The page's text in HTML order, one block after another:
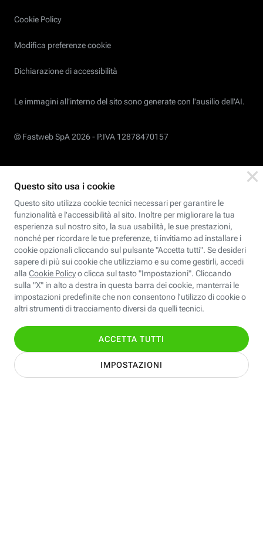
Cookie Policy
Modifica preferenze cookie
Dichiarazione di accessibilità
Le immagini all’interno del sito sono generate con l'ausilio dell'AI.
© Fastweb SpA 2026 - P.IVA 12878470157